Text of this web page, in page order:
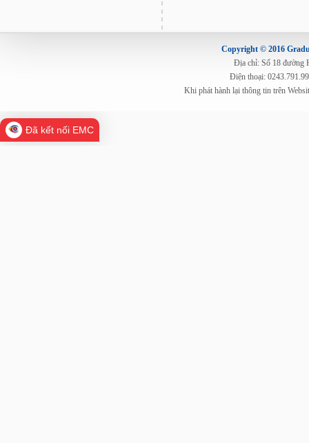
Copyright © 2016
Địa chỉ: Số 18 đường
Điện thoại:
Khi phát hành lại thông tin trên
Đã kết nối EMC